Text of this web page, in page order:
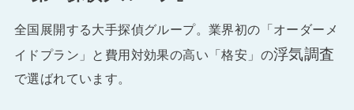
全国展開する大手探偵グループ。業界初の「オーダーメ
イドプラン」と費用対効果の高い「格安」の浮気調査
で選ばれています。